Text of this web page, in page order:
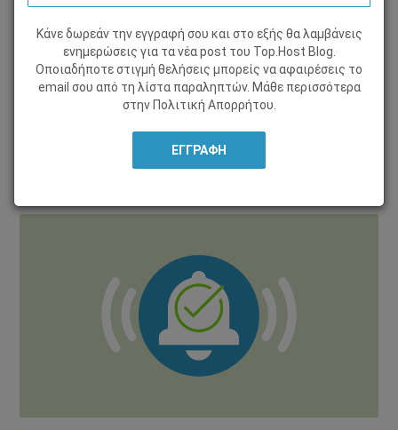
ΥΠΗΡΕΣΊΕΣ
20 Φεβρουαρίου 2019, απόLila Tzamousi
Κάνε δωρεάν την εγγραφή σου και στο εξής θα λαμβάνεις
ενημερώσεις για τα νέα post του Τοp.Host Blog.
Οποιαδήποτε στιγμή θελήσεις μπορείς να αφαιρέσεις το
email σου από τη λίστα παραληπτών. Μάθε περισσότερα
στην Πολιτική Απορρήτου.